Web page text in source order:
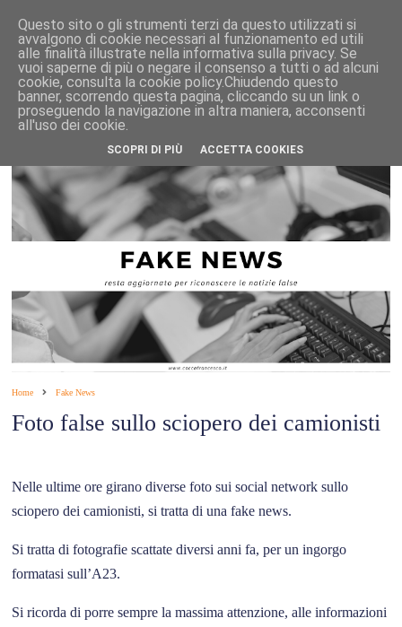
Home Fake News
Foto false sullo sciopero dei camionisti
Nelle ultime ore girano diverse foto sui social network sullo
sciopero dei camionisti, si tratta di una fake news.
Si tratta di fotografie scattate diversi anni fa, per un ingorgo
formatasi sull’A23.
Si ricorda di porre sempre la massima attenzione, alle informazioni
Questo sito o gli strumenti terzi da questo utilizzati si
avvalgono di cookie necessari al funzionamento ed utili
alle finalità illustrate nella informativa sulla privacy. Se
vuoi saperne di più o negare il consenso a tutti o ad alcuni
cookie, consulta la cookie policy.Chiudendo questo
banner, scorrendo questa pagina, cliccando su un link o
proseguendo la navigazione in altra maniera, acconsenti
all'uso dei cookie.
SCOPRI DI PIÙ ACCETTA COOKIES